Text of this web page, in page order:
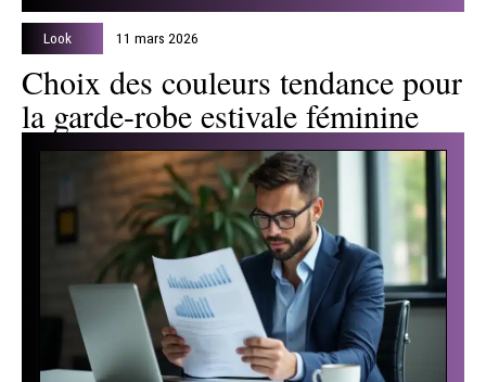
Look 11 mars 2026
Choix des couleurs tendance pour
la garde-robe estivale féminine